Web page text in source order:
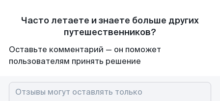
Часто летаете и знаете больше других
путешественников?
Оставьте комментарий — он поможет
пользователям принять решение